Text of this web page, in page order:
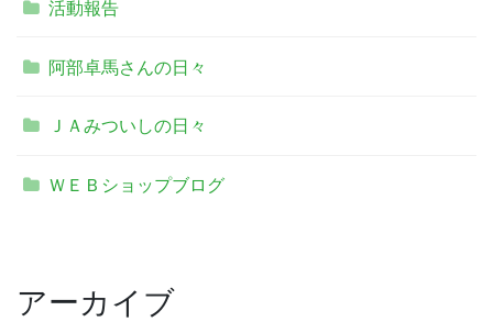
活動報告
阿部卓馬さんの日々
ＪＡみついしの日々
ＷＥＢショップブログ
アーカイブ